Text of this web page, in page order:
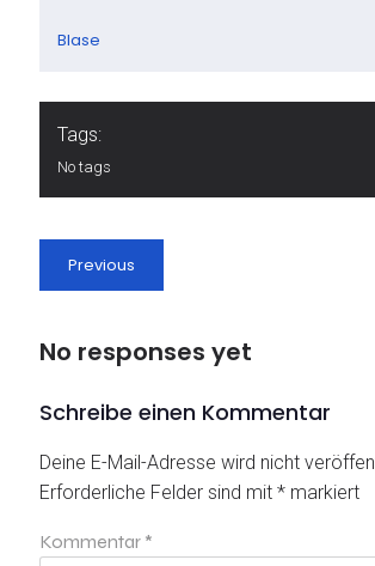
Blase
Tags:
No tags
Previous
No responses yet
Schreibe einen Kommentar
Deine E-Mail-Adresse wird nicht
Erforderliche Felder sind mit * markiert
Kommentar *